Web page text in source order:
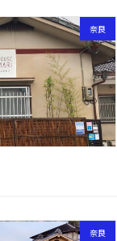
奈良
奈良